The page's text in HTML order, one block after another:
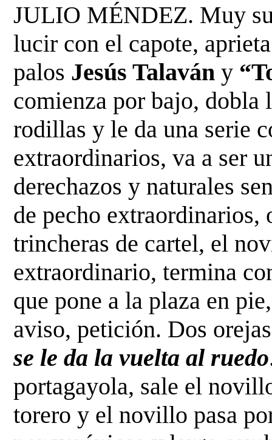
JULIO MÉNDEZ. Muy
lucir con el capote,
palos Jesús Talaván y
comienza por bajo, dobla
rodillas y le da una serie
extraordinarios, va a ser
derechazos y naturales
de pecho extraordinarios,
trincheras de cartel, el
extraordinario, termina
quepone a la plaza en
aviso, petición. Dos
se le da la vuelta al ruedo
portagayola, sale el
torero y el novillo pasa